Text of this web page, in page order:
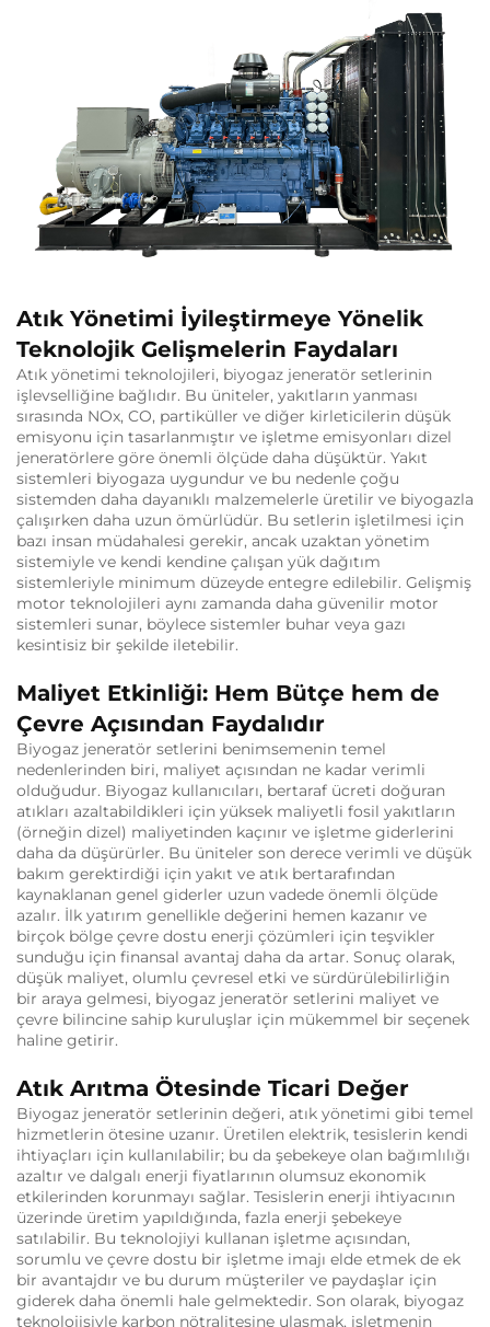
Atık Yönetimi İyileştirmeye Yönelik
Teknolojik Gelişmelerin Faydaları
Atık yönetimi teknolojileri, biyogaz jeneratör setlerinin
işlevselliğine bağlıdır. Bu üniteler, yakıtların yanması
sırasında NOx, CO, partiküller ve diğer kirleticilerin düşük
emisyonu için tasarlanmıştır ve işletme emisyonları dizel
jeneratörlere göre önemli ölçüde daha düşüktür. Yakıt
sistemleri biyogaza uygundur ve bu nedenle çoğu
sistemden daha dayanıklı malzemelerle üretilir ve biyogazla
çalışırken daha uzun ömürlüdür. Bu setlerin işletilmesi için
bazı insan müdahalesi gerekir, ancak uzaktan yönetim
sistemiyle ve kendi kendine çalışan yük dağıtım
sistemleriyle minimum düzeyde entegre edilebilir. Gelişmiş
motor teknolojileri aynı zamanda daha güvenilir motor
sistemleri sunar, böylece sistemler buhar veya gazı
kesintisiz bir şekilde iletebilir.
Maliyet Etkinliği: Hem Bütçe hem de
Çevre Açısından Faydalıdır
Biyogaz jeneratör setlerini benimsemenin temel
nedenlerinden biri, maliyet açısından ne kadar verimli
olduğudur. Biyogaz kullanıcıları, bertaraf ücreti doğuran
atıkları azaltabildikleri için yüksek maliyetli fosil yakıtların
(örneğin dizel) maliyetinden kaçınır ve işletme giderlerini
daha da düşürürler. Bu üniteler son derece verimli ve düşük
bakım gerektirdiği için yakıt ve atık bertarafından
kaynaklanan genel giderler uzun vadede önemli ölçüde
azalır. İlk yatırım genellikle değerini hemen kazanır ve
birçok bölge çevre dostu enerji çözümleri için teşvikler
sunduğu için finansal avantaj daha da artar. Sonuç olarak,
düşük maliyet, olumlu çevresel etki ve sürdürülebilirliğin
bir araya gelmesi, biyogaz jeneratör setlerini maliyet ve
çevre bilincine sahip kuruluşlar için mükemmel bir seçenek
haline getirir.
Atık Arıtma Ötesinde Ticari Değer
Biyogaz jeneratör setlerinin değeri, atık yönetimi gibi temel
hizmetlerin ötesine uzanır. Üretilen elektrik, tesislerin kendi
ihtiyaçları için kullanılabilir; bu da şebekeye olan bağımlılığı
azaltır ve dalgalı enerji fiyatlarının olumsuz ekonomik
etkilerinden korunmayı sağlar. Tesislerin enerji ihtiyacının
üzerinde üretim yapıldığında, fazla enerji şebekeye
satılabilir. Bu teknolojiyi kullanan işletme açısından,
sorumlu ve çevre dostu bir işletme imajı elde etmek de ek
bir avantajdır ve bu durum müşteriler ve paydaşlar için
giderek daha önemli hale gelmektedir. Son olarak, biyogaz
teknolojisiyle karbon nötralitesine ulaşmak, işletmenin